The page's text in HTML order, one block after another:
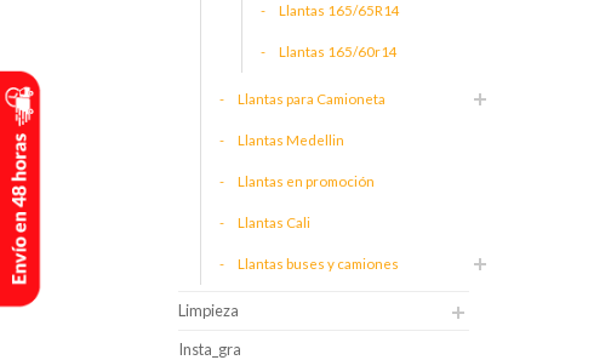
Llantas 165/65R14
Llantas 165/60r14
Llantas para Camioneta
Llantas Medellin
Llantas en promoción
Llantas Cali
Llantas buses y camiones
Limpieza
Insta_gra